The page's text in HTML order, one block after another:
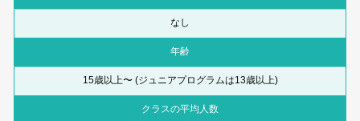
なし
年齢
15歳以上〜 (ジュニアプログラムは13歳以上)
クラスの平均人数